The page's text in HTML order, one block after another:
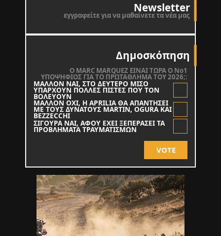
Newsletter
εγγραφείτε για να μαθαίνετε τα νέα μας
Δημοσκόπηση
O MARC MARQUEZ ΕΙΝΑΙ ΤΩΡΑ Ο Νο1
ΥΠΟΨΗΦΙΟΣ ΓΙΑ ΤΟ ΠΡΩΤΑΘΛΗΜΑ ΤΟΥ 2026;:
ΜΑΛΛΟΝ ΝΑΙ, ΣΤΟ ΔΕΥΤΕΡΟ ΜΙΣΟ
ΥΠΑΡΧΟΥΝ ΠΟΛΛΕΣ ΠΙΣΤΕΣ ΠΟΥ ΤΟΝ
ΒΟΛΕΥΟΥΝ
ΜΑΛΛΟΝ ΟΧΙ, Η APRILIA ΘΑ ΑΠΑΝΤΗΣΕΙ
ΜΕ ΤΟΥΣ ΔΥΝΑΤΟΥΣ MARTIN, OGURA KAI
BEZZECCHI
ΣΙΓΟΥΡΑ ΝΑΙ, ΑΦΟΥ ΕΧΕΙ ΞΕΠΕΡΑΣΕΙ ΤΑ
ΠΡΟΒΛΗΜΑΤΑ ΤΡΑΥΜΑΤΙΣΜΩΝ
VOTE